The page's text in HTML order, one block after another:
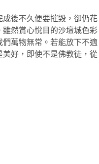
後不久便要摧毀，卻仍花
然賞心悅目的沙壇城色彩
萬物無常。若能放下不適
好，即使不是佛教徒，從